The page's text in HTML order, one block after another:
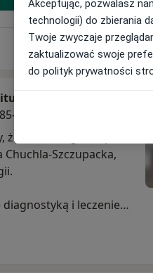
Usługi Specjaliści
095 Bydgoszcz
do naszego zespołu
Chuchla-Szczupacka,
i leczeniem
paznokci. Zapewnia
każdego pacjenta,
Akceptując, pozwalasz
technologii) do zbierania
Twoje zwyczaje
zaktualizować swoje
do polityk prywatności